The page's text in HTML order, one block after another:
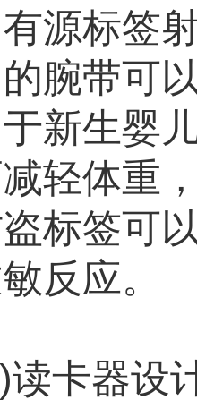
源标签
腕带可
新生婴
轻体重
标签可
反应。
卡器设